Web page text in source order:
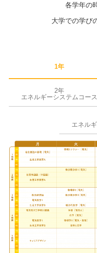
各学年の
大学での学び
1年
2年
エネルギーシステムコース
エネル